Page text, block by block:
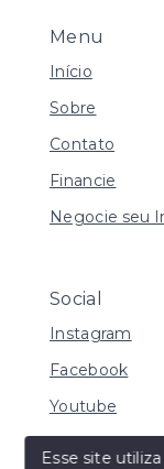
Menu
Início
Sobre
Contato
Financie
Negocie seu
Social
Instagram
Facebook
Youtube
Esse site utiliza